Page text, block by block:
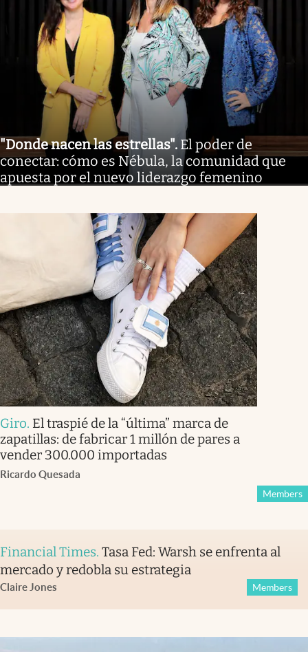
"Donde nacen las estrellas". El poder de
conectar: cómo es Nébula, la comunidad que
apuesta por el nuevo liderazgo femenino
Giro. El traspié de la “última” marca de
zapatillas: de fabricar 1 millón de pares a
vender 300.000 importadas
Ricardo Quesada
Members
Financial Times. Tasa Fed: Warsh se enfrenta al
mercado y redobla su estrategia
Claire Jones Members